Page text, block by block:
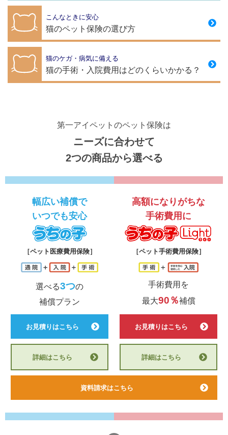
こんなときに安心
猫のペット保険の選び方
猫のケガ・病気に備える
猫の手術・入院費用はどのくらいかかる？
第一アイペットのペット保険は
ニーズに合わせて
2つの商品から選べる
幅広い補償で
いつでも安心
うちの子
［ペット医療費用保険］
選べる3つの
補償プラン
お見積りはこちら
高額になりがちな
手術費用に
［ペット手術費用保険］
手術費用を
最大90％補償
お見積りはこちら
詳細はこちら 詳細はこちら
資料請求はこちら